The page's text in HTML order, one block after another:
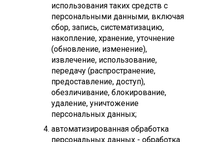
использования таких средств с
персональными данными, включая
сбор, запись, систематизацию,
накопление, хранение, уточнение
(обновление, изменение),
извлечение, использование,
передачу (распространение,
предоставление, доступ),
обезличивание, блокирование,
удаление, уничтожение
персональных данных;
автоматизированная обработка
персональных данных - обработка